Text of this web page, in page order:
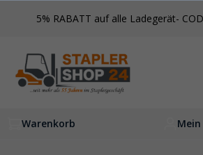
springen
5% RABATT auf alle Ladegerät-
Warenkorb